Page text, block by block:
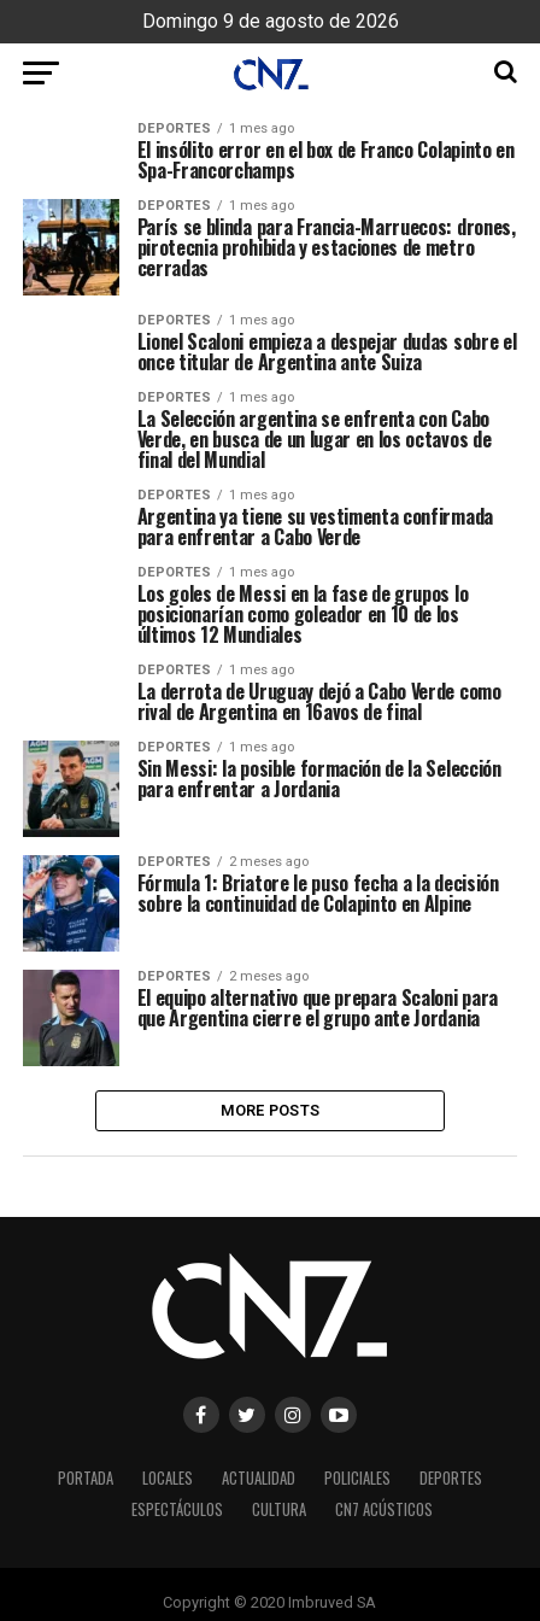
Domingo 9 de agosto de 2026
DEPORTES 1 mes ago
El insólito error en el box de Franco Colapinto en
Spa-Francorchamps
DEPORTES 1 mes ago
París se blinda para Francia-Marruecos: drones,
pirotecnia prohibida y estaciones de metro
cerradas
DEPORTES 1 mes ago
Lionel Scaloni empieza a despejar dudas sobre el
once titular de Argentina ante Suiza
DEPORTES 1 mes ago
La Selección argentina se enfrenta con Cabo
Verde, en busca de un lugar en los octavos de
final del Mundial
DEPORTES 1 mes ago
Argentina ya tiene su vestimenta confirmada
para enfrentar a Cabo Verde
DEPORTES 1 mes ago
Los goles de Messi en la fase de grupos lo
posicionarían como goleador en 10 de los
últimos 12 Mundiales
DEPORTES 1 mes ago
La derrota de Uruguay dejó a Cabo Verde como
rival de Argentina en 16avos de final
DEPORTES 1 mes ago
Sin Messi: la posible formación de la Selección
para enfrentar a Jordania
DEPORTES 2 meses ago
Fórmula 1: Briatore le puso fecha a la decisión
sobre la continuidad de Colapinto en Alpine
DEPORTES 2 meses ago
El equipo alternativo que prepara Scaloni para
que Argentina cierre el grupo ante Jordania
MORE POSTS
PORTADA LOCALES ACTUALIDAD POLICIALES
DEPORTES
ESPECTÁCULOS
CULTURA CN7 ACÚSTICOS
Copyright © 2020 Imbruved SA